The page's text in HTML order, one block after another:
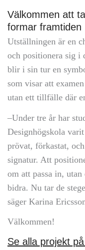
Välkommen att
formar framtiden
Utställningen är en
och positionera sig
blir i sin tur en
som visar att
utan ett tillfälle där
–Under tre år har
Designhögskola
prövat, förkastat,
signatur. Att
om att passa in,
bidra. Nu tar de
säger Karina
Välkommen!
Se alla projekt